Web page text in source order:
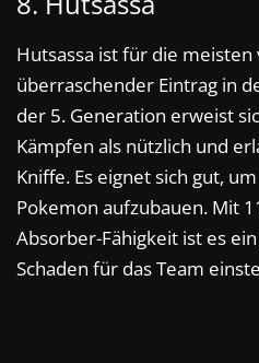
Hutsassa ist für die
überraschender Eintrag in
der 5. Generation erweist
Kämpfen als nützlich und
Kniffe. Es eignet sich gut,
Pokemon aufzubauen. Mit
Absorber-Fähigkeit ist es
Schaden für das Team